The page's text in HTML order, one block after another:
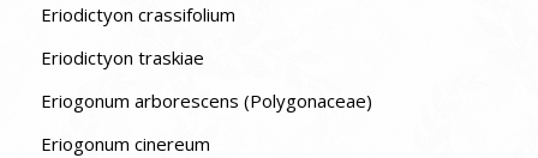
Eriodictyon crassifolium
Eriodictyon traskiae
Eriogonum arborescens (Polygonaceae)
Eriogonum cinereum